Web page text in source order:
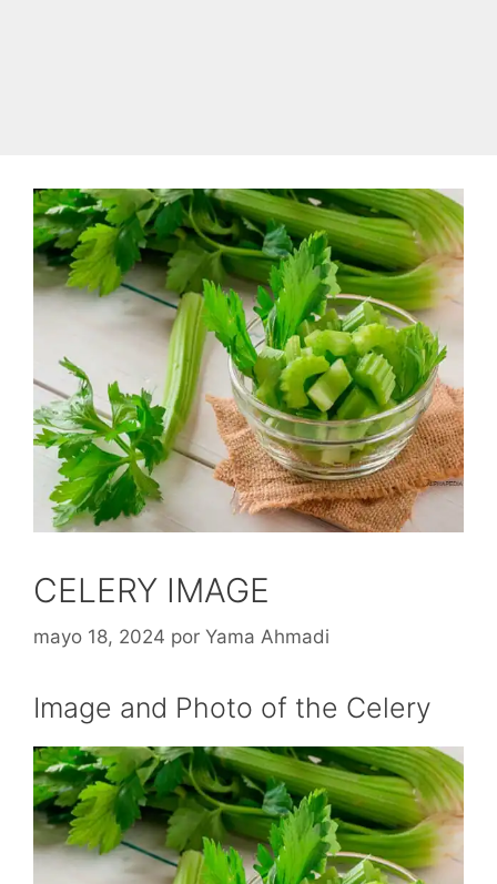
CELERY IMAGE
mayo 18, 2024 por Yama Ahmadi
Image and Photo of the Celery